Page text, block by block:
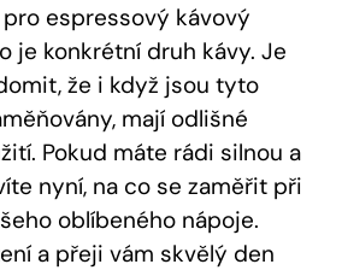
espressový kávový
je konkrétní druh kávy. Je
že i když jsou tyto
mají odlišné
Pokud máte rádi silnou a
nyní, na co se zaměřit při
oblíbeného nápoje.
a přeji vám skvělý den